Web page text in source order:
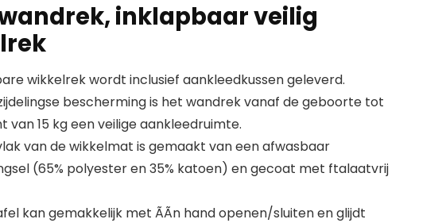
inklapbaar veilig
wikkelrek wordt inclusief aankleedkussen geleverd.
bescherming is het wandrek vanaf de geboorte tot
van 15 kg een veilige aankleedruimte.
van de wikkelmat is gemaakt van een afwasbaar
(65% polyester en 35% katoen) en gecoat met ftalaatvrij
kan gemakkelijk met ÃÃn hand openen/sluiten en glijdt